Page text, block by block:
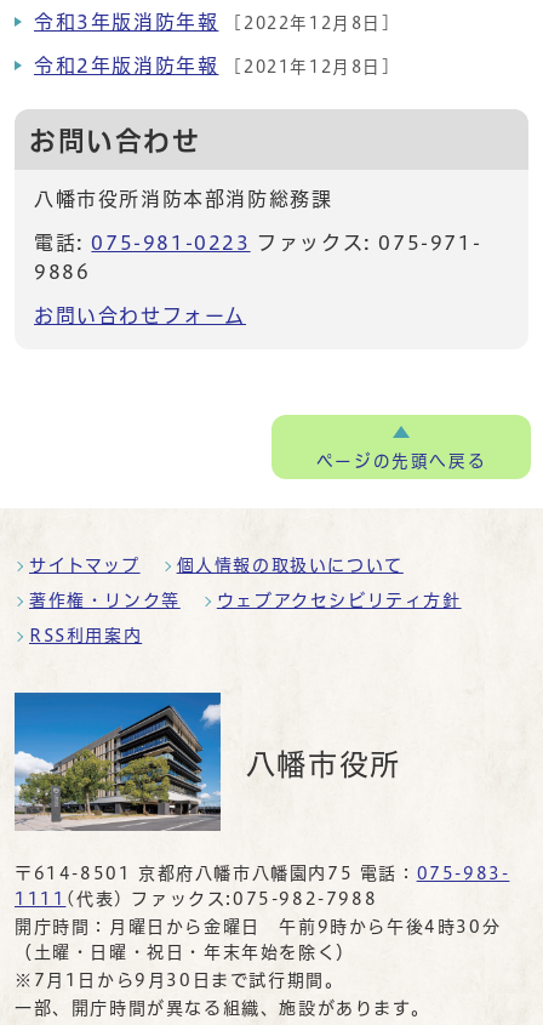
令和3年版消防年報 [2022年12月8日]
令和2年版消防年報 [2021年12月8日]
お問い合わせ
八幡市役所消防本部消防総務課
電話: 075-981-0223 ファックス: 075-971-
9886
お問い合わせフォーム
ページの先頭へ戻る
サイトマップ 個人情報の取扱いについて
著作権・リンク等 ウェブアクセシビリティ方針
RSS利用案内
八幡市役所
〒614-8501 京都府八幡市八幡園内75 電話： 075-983-
1111 (代表) ファックス:075-982-7988
開庁時間：月曜日から金曜日 午前9時から午後4時30分
（土曜・日曜・祝日・年末年始を除く）
※7月1日から9月30日まで試行期間。
一部、開庁時間が異なる組織、施設があります。